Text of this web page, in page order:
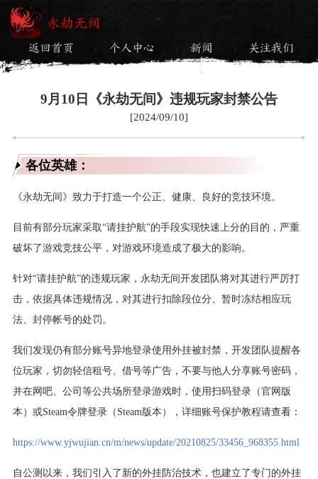
永劫无间
返回首页 / 个人中心 / 新闻 / 关注我们
9月10日《永劫无间》违规玩家封禁公告
[2024/09/10]
各位英雄：
《永劫无间》致力于打造一个公正、健康、良好的竞技环境。
目前有部分玩家采取“请挂护航”的手段实现快速上分的目的，严重
破坏了游戏竞技公平，对游戏环境造成了极大的影响。
针对“请挂护航”的违规玩家，永劫无间开发团队将对其进行严厉打
击，依据具体违规情况，对其进行扣除段位分、暂时冻结相应玩
法、封停帐号的处罚。
我们发现仍有部分账号异地登录使用外挂被封禁，开发团队提醒各
位玩家，切勿轻信租号、借号等广告，不要与他人分享账号密码，
并在网吧、公司等公共场所登录游戏时，使用扫码登录（官网版
本）或Steam令牌登录（Steam版本），详细账号保护教程请查看：
https://www.yjwujian.cn/m/news/update/20210825/33456_968355.html
自公测以来，我们引入了新的外挂防治技术，也建立了专门的外挂